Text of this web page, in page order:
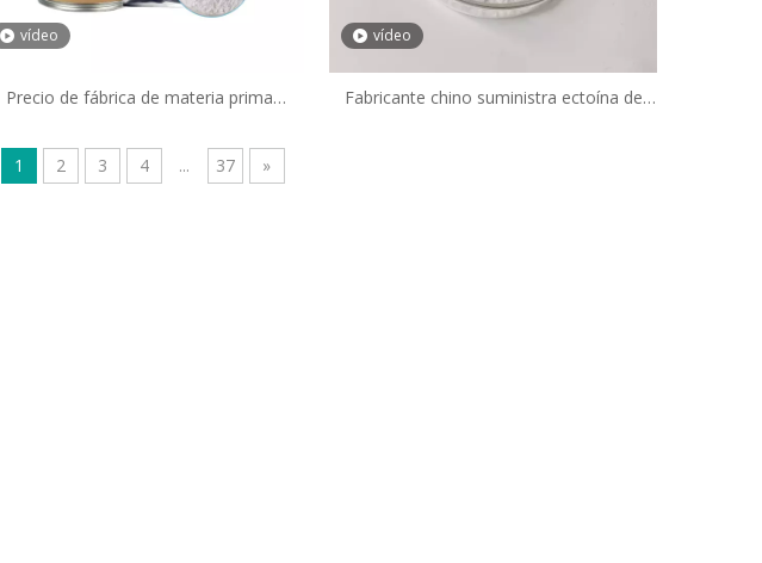
vídeo
Precio de fábrica de materia prima
96,5 % de ceramida EOP para loción y
crema de esencia.
vídeo
Fabricante chino suministra ectoína de
1 2 3 4 ... 37 »